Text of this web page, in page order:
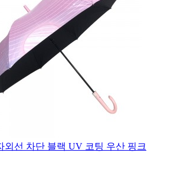
외선 차단 블랙 UV 코팅 우산 핑크